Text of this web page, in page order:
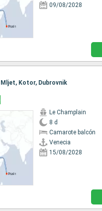
09/08/2028
Mljet, Kotor, Dubrovnik
Le Champlain
8 d
Camarote balcón
Venecia
15/08/2028